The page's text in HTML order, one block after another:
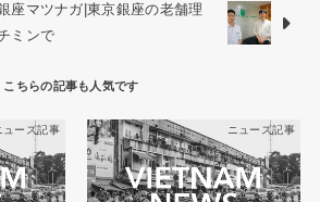
座マツナガ|東京銀座の老舗理
ミンで
ュース記事 ニュース記事